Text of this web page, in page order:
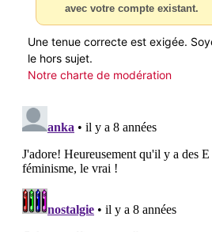
avec votre compte existant.
Une tenue correcte est exigée.
le hors sujet.
Notre charte de modération